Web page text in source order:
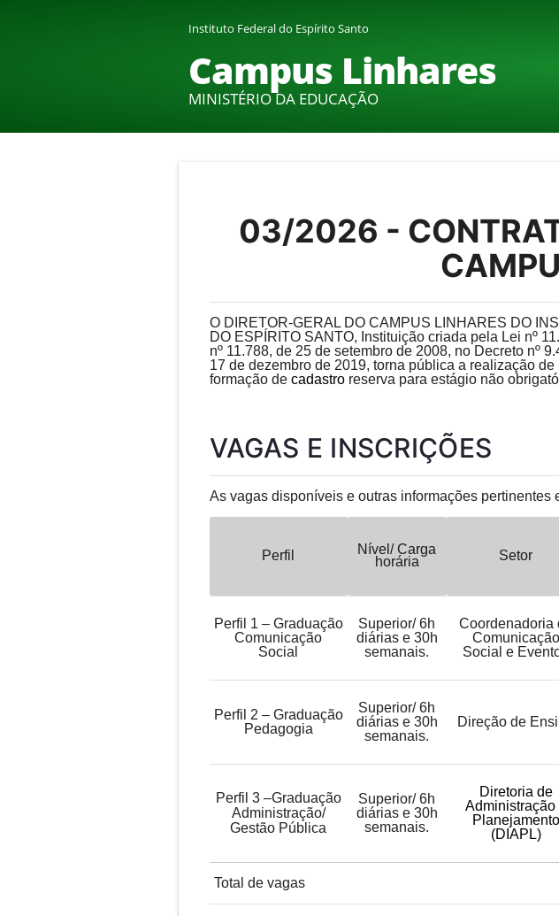
Instituto Federal do Espírito Santo
Campus Linhares
MINISTÉRIO DA EDUCAÇÃO
03/2026 -
O DIRETOR-GERAL DO CAMPUS LINHARES DO
DO ESPÍRITO SANTO, Instituição criada pela Lei nº
nº 11.788, de 25 de setembro de 2008, no Decreto nº
17 de dezembro de 2019, torna pública a realização
formação de cadastroreserva para estágio não
VAGAS E INSCRIÇÕES
As vagas disponíveis e outras informações pertinentes
Perfil
Nível/ Carga
horária
Setor
Perfil 1 – Graduação
Comunicação
Social
Superior/ 6h
diárias e 30h
semanais.
Coordenadoria
Comunicação
Social e
Perfil 2 – Graduação
Pedagogia
Superior/ 6h
diárias e 30h
semanais.
Direção de
Perfil 3 –Graduação
Administração/
Gestão Pública
Superior/ 6h
diárias e 30h
semanais.
Diretoria de
Administração
Planejamento
(DIAPL)
Total de vagas